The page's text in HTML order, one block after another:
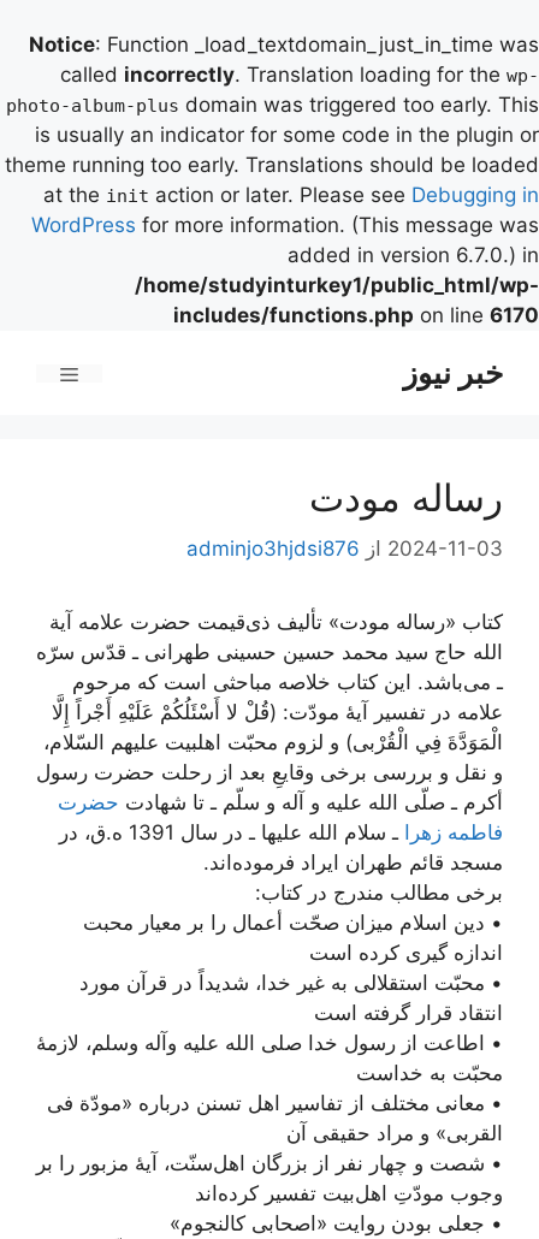
Notice: Function _load_textdomain_just_in_time was
called incorrectly. Translation loading for the wp-
photo-album-plus domain was triggered too early. This
is usually an indicator for some code in the plugin or
theme running too early. Translations should be loaded
at the init action or later. Please see Debugging in
WordPress for more information. (This message was
added in version 6.7.0.) in
/home/studyinturkey1/public_html/wp-
includes/functions.php on line 6170
خبر نیوز
رساله مودت
2024-11-03 از adminjo3hjdsi876
کتاب «رساله مودت» تألیف ذی‌قیمت حضرت علامه آیة
الله حاج سید محمد حسین حسینی طهرانی ـ قدّس سرّه
ـ می‌باشد. این کتاب خلاصه مباحثی است که مرحوم
علامه در تفسیر آیۀ مودّت: (قُلْ لا أَسْئَلُكُمْ عَلَيْهِ أَجْراً إِلَّا
الْمَوَدَّةَ فِي الْقُرْبى) و لزوم محبّت اهل‏بيت عليهم السّلام،
و نقل و بررسى برخى وقايعِ بعد از رحلت حضرت رسول
أكرم ـ صلّى الله عليه و آله و سلّم ـ تا شهادت حضرت
فاطمه زهرا
ـ سلام الله عليها ـ در سال 1391 ه.ق، در
مسجد قائم طهران ايراد فرموده‌‏اند.
برخی مطالب مندرج در کتاب:
• دين اسلام ميزان صحّت أعمال را بر معيار محبت
اندازه گيرى كرده است
• محبّت استقلالى به غير خدا، شديداً در قرآن مورد
انتقاد قرار گرفته است
• اطاعت از رسول خدا صلى الله عليه وآله وسلم، لازمۀ
محبّت به خداست
• معانى مختلف از تفاسير اهل تسنن درباره «مودّة فى
القربى» و مراد حقیقی آن
• شصت و چهار نفر از بزرگان اهل‌سنّت، آيۀ مزبور را بر
وجوب مودّتِ اهل‏‌بيت تفسير كرده‌‏اند
• جعلی بودن روایت «اصحابی کالنجوم»